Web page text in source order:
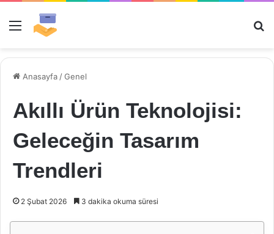
Menü
Anasayfa /Genel
Akıllı Ürün Teknolojisi:
Geleceğin Tasarım
Trendleri
2 Şubat 2026 3 dakika okuma süresi